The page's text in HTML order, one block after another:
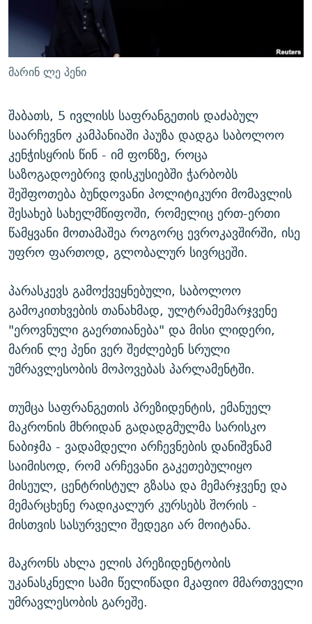
ᲛᲝᲚᲐᲞᲐᲠᲐᲙᲔ ᲢᲔᲥᲡᲢᲔᲑᲘ
ᲨᲘᲜ - ᲣᲪᲮᲝᲔᲗᲨᲘ
ᲚᲘᲢᲔᲠᲐᲢᲣᲠᲣᲚᲘ ᲬᲐᲮᲜᲐᲒᲔᲑᲘ
ᲘᲛᲞᲔᲠᲘᲐ ᲓᲐ ᲠᲐᲓᲘᲝ
ᲩᲔᲛᲘ ᲡᲘᲙᲕᲓᲘᲚᲘᲡ ᲛᲘᲖᲔᲖᲘᲐ COVID-19
11 ᲬᲔᲚᲘ - 11 ᲐᲛᲑᲐᲕᲘ
ᲡᲐᲞᲐᲠᲚᲐᲛᲔᲜᲢᲝ ᲐᲠᲩᲔᲕᲜᲔᲑᲘᲡ ᲘᲡᲢᲝᲠᲘᲐ
5 ᲐᲛᲑᲐᲕᲘ - 20 ᲘᲕᲜᲘᲡᲡ ᲓᲐᲨᲐᲕᲔᲑᲣᲚᲔᲑᲘ
ᲐᲒᲕᲘᲡᲢᲝᲡ ᲝᲛᲘ
ПРИВЕТ ᲙᲣᲚᲢᲣᲠᲐ
რთე/რთ-ის ყველა საიტი
მარინ ლე პენი
შაბათს, 5 ივლისს საფრანგეთის დაძაბულ
საარჩევნო კამპანიაში პაუზა დადგა საბოლოო
კენჭისყრის წინ - იმ ფონზე, როცა
საზოგადოებრივ დისკუსიებში ჭარბობს
შეშფოთება ბუნდოვანი პოლიტიკური მომავლის
შესახებ სახელმწიფოში, რომელიც ერთ-ერთი
წამყვანი მოთამაშეა როგორც ევროკავშირში, ისე
უფრო ფართოდ, გლობალურ სივრცეში.
პარასკევს გამოქვეყნებული, საბოლოო
გამოკითხვების თანახმად, ულტრამემარჯვენე
"ეროვნული გაერთიანება" და მისი ლიდერი,
მარინ ლე პენი ვერ შეძლებენ სრული
უმრავლესობის მოპოვებას პარლამენტში.
თუმცა საფრანგეთის პრეზიდენტის, ემანუელ
მაკრონის მხრიდან გადადგმულმა სარისკო
ნაბიჯმა - ვადამდელი არჩევნების დანიშვნამ
საიმისოდ, რომ არჩევანი გაკეთებულიყო
მისეულ, ცენტრისტულ გზასა და მემარჯვენე და
მემარცხენე რადიკალურ კურსებს შორის -
მისთვის სასურველი შედეგი არ მოიტანა.
მაკრონს ახლა ელის პრეზიდენტობის
უკანასკნელი სამი წელიწადი მკაფიო მმართველი
უმრავლესობის გარეშე.